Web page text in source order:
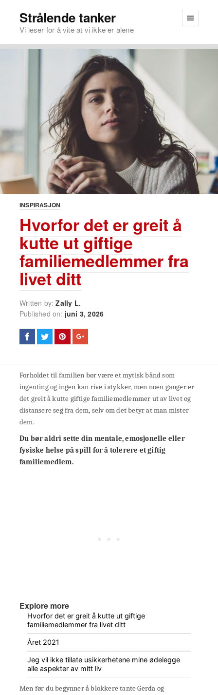
Strålende tanker
Vi leser for å vite at vi ikke er alene
INSPIRASJON
Hvorfor det er greit å
kutte ut giftige
familiemedlemmer fra
livet ditt
Written by:Zally L.
Published on: juni 3, 2026
Forholdet til familien bør være et mytisk bånd som
ingenting og ingen kan rive i stykker, men noen ganger er
det greit å kutte giftige familiemedlemmer ut av livet og
distansere seg fra dem, selv om det betyr at man mister
dem.
Du bør aldri sette din mentale, emosjonelle eller
fysiske helse på spill for å tolerere et giftig
familiemedlem.
Explore more
Hvorfor det er greit å kutte ut giftige
familiemedlemmer fra livet ditt
Året 2021
Jeg vil ikke tillate usikkerhetene mine ødelegge
alle aspekter av mitt liv
Men før du begynner å blokkere tante Gerda og